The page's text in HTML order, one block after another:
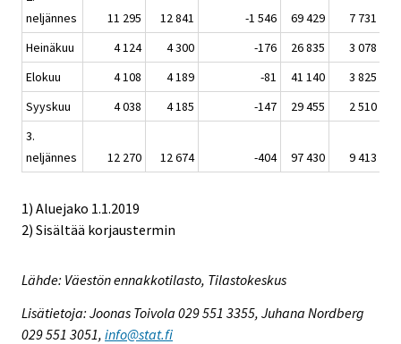
neljännes
11 295 12 841 -1 546 69 429 7 731
Heinäkuu
4 124 4 300 -176 26 835 3 078
Elokuu
4 108 4 189 -81 41 140 3 825
Syyskuu
4 038 4 185 -147 29 455 2 510
3.
neljännes
12 270 12 674 -404 97 430 9 413
1) Aluejako 1.1.2019
2) Sisältää korjaustermin
Lähde: Väestön ennakkotilasto, Tilastokeskus
Lisätietoja: Joonas Toivola 029 551 3355, Juhana Nordberg
029 551 3051, info@stat.fi